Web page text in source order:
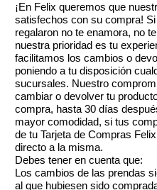
¡En Felix queremos que
satisfechos con su compra!
regalaron no te enamora, no
nuestra prioridad es tu
facilitamos los cambios o
poniendo a tu disposición
sucursales. Nuestro
cambiar o devolver tu
compra, hasta 30 días
mayor comodidad, si tus
de tu Tarjeta de Compras
directo a la misma.
Debes tener en cuenta que:
Los cambios de las prendas
al que hubiesen sido